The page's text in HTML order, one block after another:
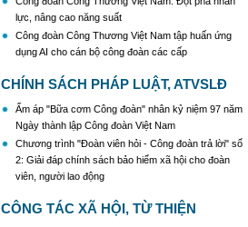
trị,tư tưởng,pháp luật cho công nhân trong tình hình
mới"
Triển khai thực hiện Hướng dẫn số 28/HD-
BTGDVTW về xác định, lựa chọn ngày truyền thống,
máy của hệ thống chính trị
Triển khai truyền thông "Chiến dịch 500 ngày đêm
đẩy mạnh thực hiện tìm kiếm, quy tập và xác định
danh tính hài cốt liệt sĩ"
Hướng dẫn tuyên truyền kỷ niệm 97 năm Ngày
thành lập Công đoàn Việt Nam (28/7/1929 -
Khẩu hiệu tuyên truyền trong nhiệm kỳ Đại hội XIV
lực, nâng cao năng suất
Công đoàn Công Thương Việt Nam tập huấn ứng
dụng AI cho cán bộ công đoàn các cấp
CHÍNH SÁCH PHÁP LUẬT, ATVSLĐ
Ấm áp "Bữa cơm Công đoàn" nhân kỷ niệm 97 năm
Ngày thành lập Công đoàn Việt Nam
Chương trình "Đoàn viên hỏi - Công đoàn trả lời" số
2: Giải đáp chính sách bảo hiểm xã hội cho đoàn
viên, người lao động
CÔNG TÁC XÃ HỘI, TỪ THIỆN